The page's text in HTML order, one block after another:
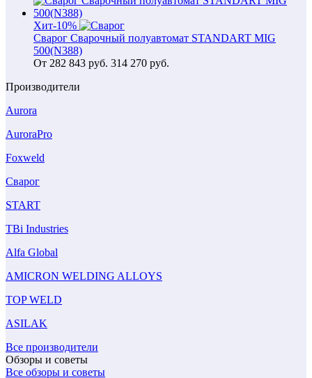
Хит-10%
Сварог Сварочный полуавтомат STANDART MIG
500(N388)
От 282 843 руб. 314 270 руб.
Производители
Aurora
AuroraPro
Foxweld
Сварог
START
TBi Industries
Alfa Global
AMICRON WELDING ALLOYS
TOP WELD
ASILAK
Все производители
Обзоры и советы
Все обзоры и советы